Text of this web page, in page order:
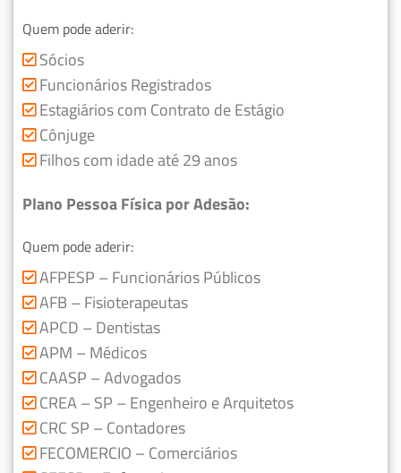
Quem pode aderir:
Sócios
Funcionários Registrados
Estagiários com Contrato de Estágio
Cônjuge
Filhos com idade até 29 anos
Plano Pessoa Física por Adesão:
Quem pode aderir:
AFPESP – Funcionários Públicos
AFB – Fisioterapeutas
APCD – Dentistas
APM – Médicos
CAASP – Advogados
CREA – SP – Engenheiro e Arquitetos
CRC SP – Contadores
FECOMERCIO – Comerciários